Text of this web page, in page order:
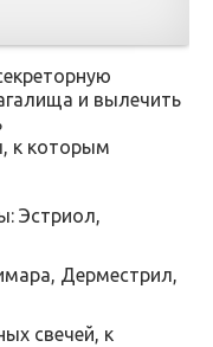
и вылечить
к которым
Эстриол,
Дерместрил,
свечей, к